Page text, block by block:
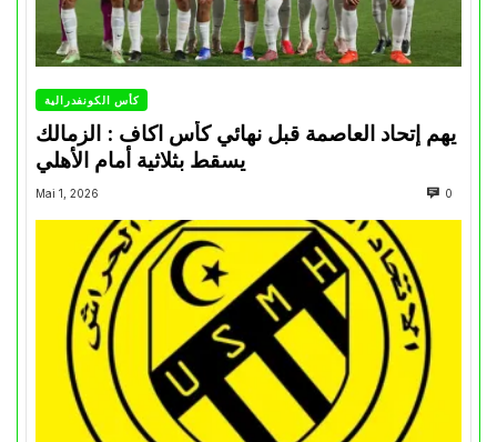
كأس الكونفدرالية
يهم إتحاد العاصمة قبل نهائي كأس اكاف : الزمالك
Mai 1, 2026 0